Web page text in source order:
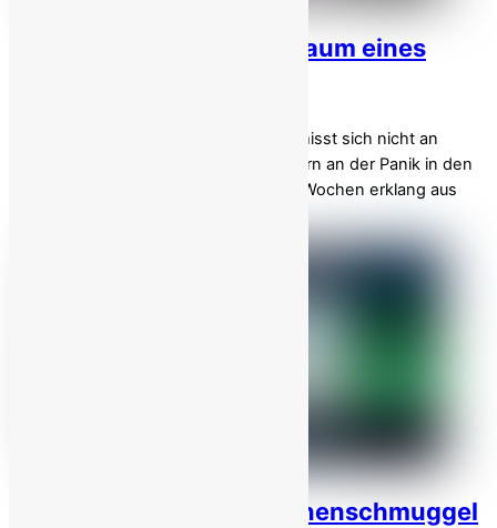
MEK und Aufstand: Albtraum eines
Der wahre Zustand eines Regimes bemisst sich nicht an
seinen öffentlichen Prahlereien, sondern an der Panik in den
Stimmen seiner Führer. In den letzten Wochen erklang aus
Irans Skandal: Vom Drohnenschmuggel